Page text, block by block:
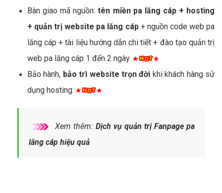
Bàn giao mã nguồn:tên miền pa lăng cáp + hosting
+ quản trị website pa lăng cáp+ nguồn code web pa
lăng cáp + tài liệu hướng dẫn chi tiết + đào tạo quản trị
web pa lăng cáp 1 đến 2 ngày.
Bảo hành, bảo trì website trọn đời khi khách hàng sử
dụng hosting.
Xem thêm: Dịch vụ quản trị Fanpage pa
lăng cáp hiệu quả